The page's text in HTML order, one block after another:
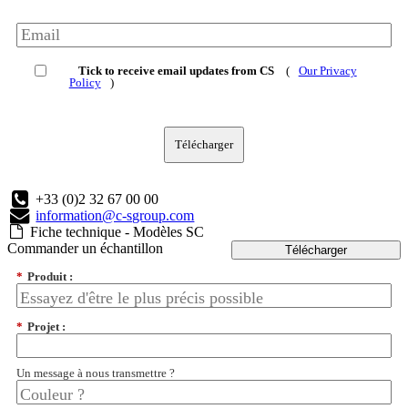
Tick to receive email updates from CS (
Our Privacy
Policy
)
Télécharger
+33 (0)2 32 67 00 00
information@c-sgroup.com
Fiche technique - Modèles SC
Télécharger
Commander un échantillon
* Produit :
* Projet :
Un message à nous transmettre ?